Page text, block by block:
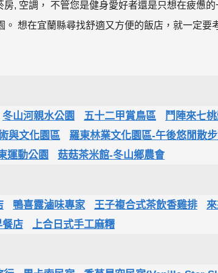
, 空調， 不管您是健身愛好者還是只想在疲憊
。 想在宜蘭縣尋找舒適又方便的飯店，就一定要
冬山河親水公園 五十二甲賞鳥區
鬥陣來七
與文化園區
羅東林業文化園區-午後悠閒散
運動公園 菇菇茶米館-冬山鄉農會
鴨喜露滷味專家 王子複合式茶飲香雞排
餐店 上合日式手工麻糬